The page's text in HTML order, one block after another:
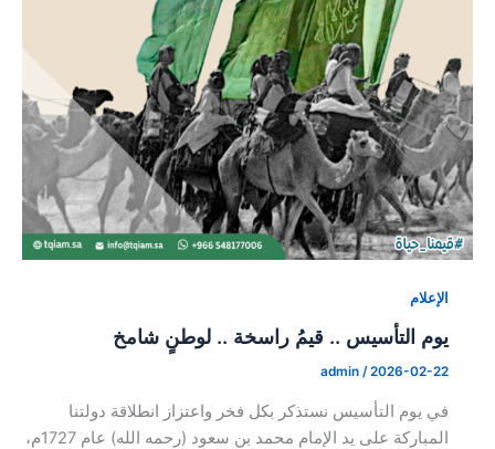
الإعلام
يوم التأسيس .. قيمُ راسخة .. لوطنٍ شامخ
admin/2026-02-22
في يوم التأسيس نستذكر بكل فخر واعتزاز انطلاقة دولتنا
المباركة على يد الإمام محمد بن سعود (رحمه الله) عام 1727م،